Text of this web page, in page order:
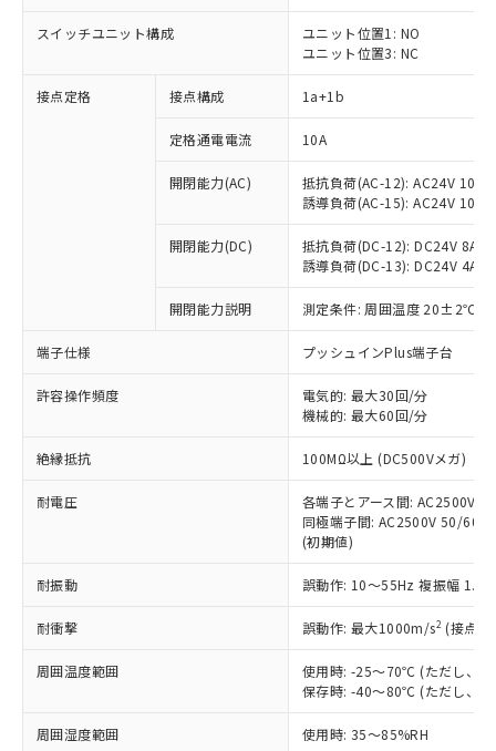
スイッチユニット構成
ユニット位置1: NO
ユニット位置3: NC
接点定格 接点構成 1a+1b
定格通電電流 10A
開閉能力(AC)
抵抗負荷(AC-12): AC24V 10A/
誘導負荷(AC-15): AC24V
開閉能力(DC)
抵抗負荷(DC-12): DC24V 8A/
誘導負荷(DC-13): DC24V 4A/
開閉能力説明 測定条件: 周囲温度 20±2℃、
端子仕様 プッシュインPlus端子台
許容操作頻度
電気的: 最大30回/分
機械的: 最大60回/分
絶縁抵抗 100MΩ以上 (DC500Vメガ)
耐電圧
各端子とアース間: AC2500V
同極端子間: AC2500V 50/
(初期値)
耐振動 誤動作: 10～55Hz 複振幅
耐衝撃 誤動作: 最大1000m/s2 (接点
周囲温度範囲
使用時: -25～70℃ (ただし、氷
保存時: -40～80℃ (ただし、氷
周囲湿度範囲 使用時: 35～85%RH
ご利用条件
以下の条件をお読みいただき、同意のうえ
本サービスは、当社制御機器事業取扱
商品の当社在庫状況および標準価格
(税抜)を提供させていただくもので
当社制御機器事業取扱商品の中には、
ことをご了承ください。
在庫状況および標準価格照会結果は、
記載している更新日時点での社内デー
タに基づき作成されるものであり、閲
覧された時点での実際の在庫および標
準価格とは異なる場合があることをご
対応済み：EU RoHS指令（10物質）の
非含有に対応した製品が提供可能な商品で
対応予定：EU RoHS指令（10物質）の非含
有に対応した製品に切り替える予定のある
対応予定なし：EU RoHS指令（10物質）の
非含有に非対応の商品で、対応品を出す予
定はありません。
調査・確認中：EU RoHS指令（10物質）の
非含有の対応状況を調査中または確認中の
非該当品：ライセンス料など無形物で、有
害物質有無と関係のない商品です。
仕入先様の事情により、非含有部品として
いたものが、含有品と判明した場合などや
むを得ず変更することがあります。
*EU RoHS指令（10物質）：
鉛(Pb) 1000ppm以下、 水銀(Hg) 1000ppm以下、 カド
六価クロム(Cr(Ⅵ)) 1000ppm以下、ポリ臭化ビフェニル
「○」：最大均質材料含有率が中国RoHSの
基準値以下であることを示します。
「×」：最大均質材料含有率が中国RoHSの
基準値を超えていることを示します。
「－」：未確認です。当社販売部門へお問
*中国RoHS10物質の基準値 (GB/T26572)：
Pb(鉛) :1000ppm、 Hg(水銀) : 1000ppm、 Cd(カドミウ
ム) : 100ppm、
当社は、これら貴社製品のうち、外国
為替および外国貿易法に定める商品
（以下｢規制貨物等」という）を輸出
または国外への提供する場合は、日本
国政府の輸出許可(または役務取引許
可)を取得するなどの必要な手続きを